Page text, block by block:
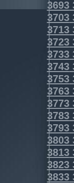
3693
3703
3713
3723
3733
3743
3753
3763
3773
3783
3793
3803
3813
3823
3833